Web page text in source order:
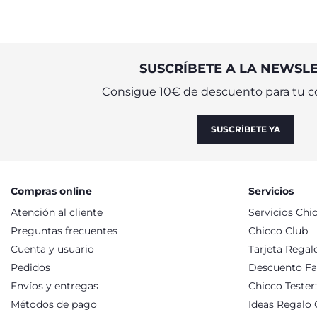
SUSCRÍBETE A LA
Consigue 10€ de descuento para tu
SUSCRÍBETE YA
Compras online
Atención al cliente
Preguntas frecuentes
Cuenta y usuario
Pedidos
Envíos y entregas
Métodos de pago
Servicios
Servicios
Chicco Club
Tarjeta
Descuento
Chicco
Ideas Regalo